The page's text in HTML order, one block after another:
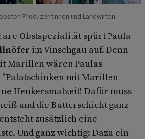
Produzentinnen und Landwirten.
Obstspezialität spürt Paula
im Vinschgau auf. Denn
Marillen wären Paulas
mit Marillen
Henkersmalzeit! Dafür muss
und die Butterschicht ganz
zusätzlich eine
Und ganz wichtig: Dazu ein